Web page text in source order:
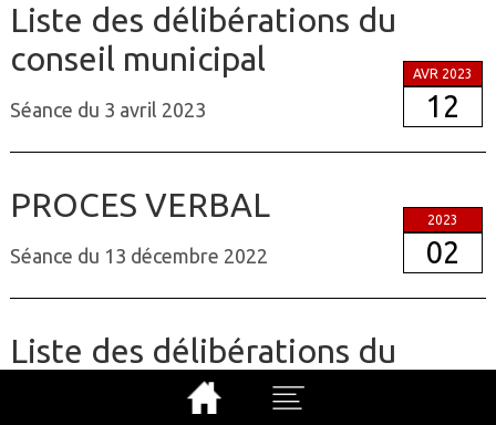
Liste des délibérations du
conseil municipal
Séance du 3 avril 2023
AVR 2023
12
PROCES VERBAL
Séance du 13 décembre 2022
2023
02
Liste des délibérations du
conseil municipal